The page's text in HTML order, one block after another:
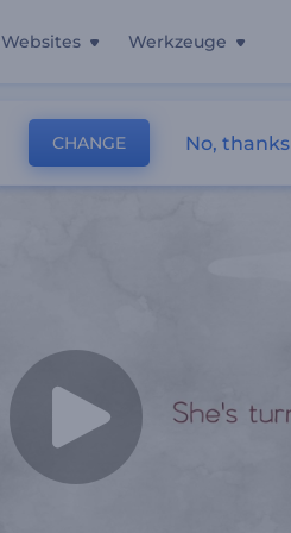
Websites Werkzeuge
CHANGE No, thanks